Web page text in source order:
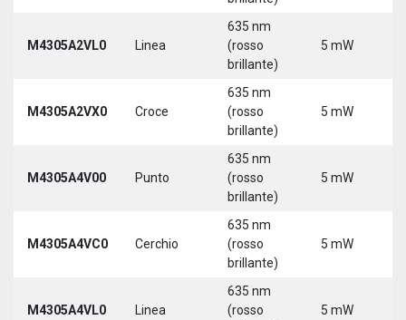
M4305A2VL0 Linea
635 nm
(rosso
brillante)
5 mW
M4305A2VX0 Croce
635 nm
(rosso
brillante)
5 mW
M4305A4V00 Punto
635 nm
(rosso
brillante)
5 mW
M4305A4VC0 Cerchio
635 nm
(rosso
brillante)
5 mW
M4305A4VL0 Linea
635 nm
(rosso
5 mW